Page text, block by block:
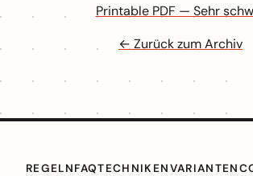
Printable PDF — Sehr
← Zurück zum Archiv
REGELNFAQTECHNIKENVARIANTEN